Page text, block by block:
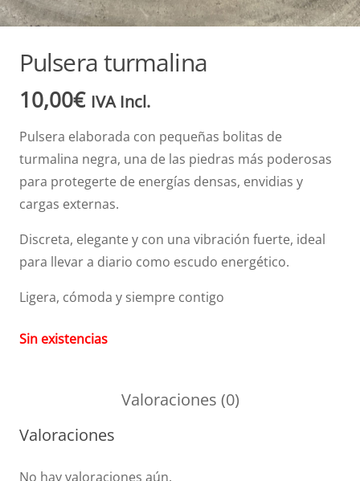
Pulsera turmalina
10,00€ IVA Incl.
Pulsera elaborada con pequeñas bolitas de
turmalina negra, una de las piedras más poderosas
para protegerte de energías densas, envidias y
cargas externas.
Discreta, elegante y con una vibración fuerte, ideal
para llevar a diario como escudo energético.
Ligera, cómoda y siempre contigo
Sin existencias
Valoraciones (0)
Valoraciones
No hay valoraciones aún.